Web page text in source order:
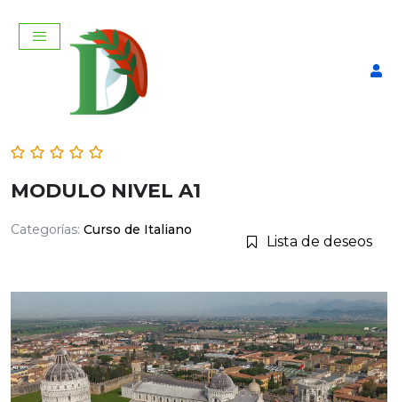
MODULO NIVEL A1
Categorías: Curso de Italiano
Lista de deseos
cursos de italiano
$690,00 + AGREGAR